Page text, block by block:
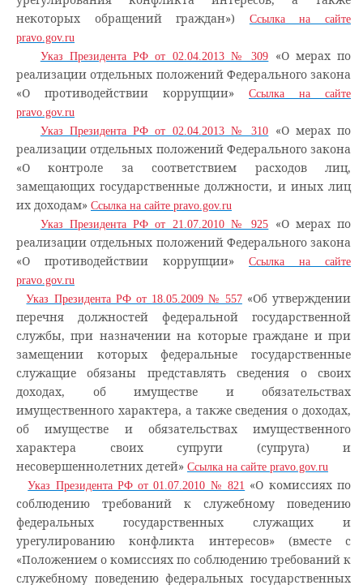
некоторых обращений граждан»)
Ссылка на сайте
pravo.gov.ru
Указ Президента РФ от 02.04.2013 № 309
«О мерах по
реализации отдельных положений Федерального закона
«О противодействии коррупции»
Ссылка на сайте
pravo.gov.ru
Указ Президента РФ от 02.04.2013 № 310
«О мерах по
реализации отдельных положений Федерального закона
«О контроле за соответствием расходов лиц,
замещающих государственные должности, и иных лиц
их доходам» Ссылка на сайте pravo.gov.ru
Указ Президента РФ от 21.07.2010 № 925
«О мерах по
реализации отдельных положений Федерального закона
«О противодействии коррупции»
Ссылка на сайте
pravo.gov.ru
Указ Президента РФ от 18.05.2009 № 557«Об утверждении
перечня должностей федеральной государственной
службы, при назначении на которые граждане и при
замещении которых федеральные государственные
служащие обязаны представлять сведения о своих
доходах, об имуществе и обязательствах
имущественного характера, а также сведения о доходах,
об имуществе и обязательствах имущественного
характера своих супруги (супруга) и
несовершеннолетних детей» Ссылка на сайте pravo.gov.ru
Указ Президента РФ от 01.07.2010 № 821 «О комиссиях по
соблюдению требований к служебному поведению
федеральных государственных служащих и
урегулированию конфликта интересов» (вместе с
«Положением о комиссиях по соблюдению требований к
служебному поведению федеральных государственных